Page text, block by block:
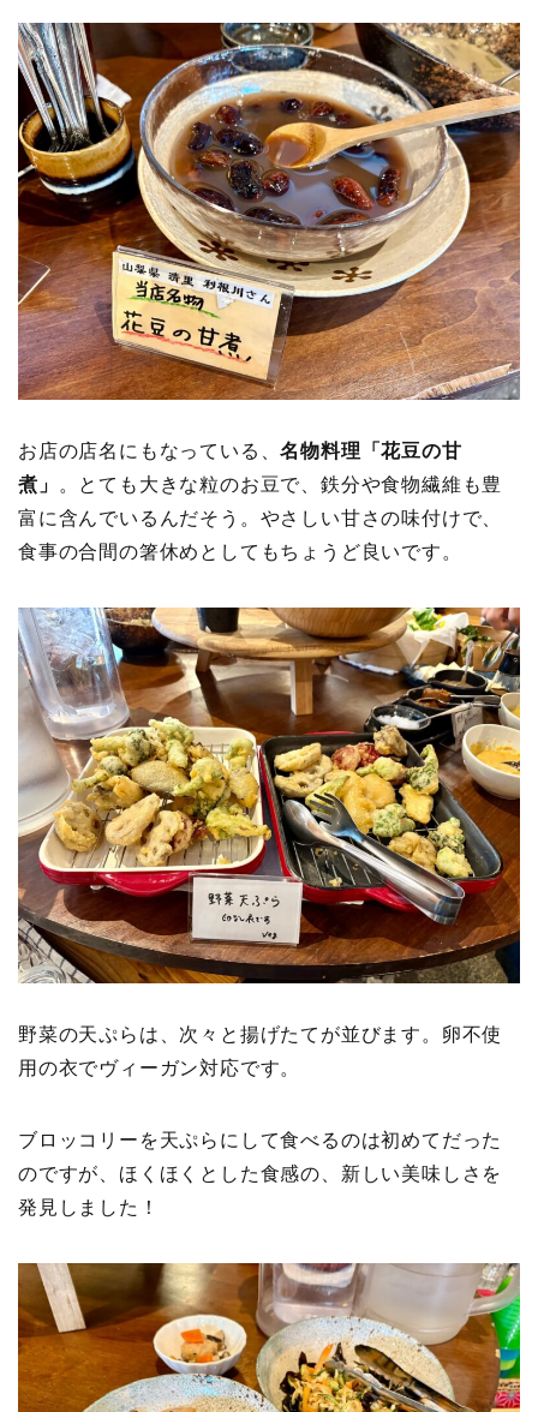
お店の店名にもなっている、名物料理「花豆の甘
煮」
。とても大きな粒のお豆で、鉄分や食物繊維も豊
富に含んでいるんだそう。やさしい甘さの味付けで、
食事の合間の箸休めとしてもちょうど良いです。
野菜の天ぷらは、次々と揚げたてが並びます。卵不使
用の衣でヴィーガン対応です。
ブロッコリーを天ぷらにして食べるのは初めてだった
のですが、ほくほくとした食感の、新しい美味しさを
発見しました！